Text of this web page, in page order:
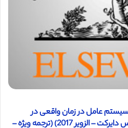
سیستم عامل در زمان واقعی در
اویونیک مدولار یکپارچه (ساینس دایرکت – الزویر 2017) (ترجمه ویژه –